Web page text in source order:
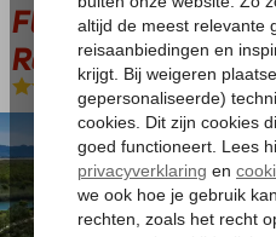
Fly & Go Hilton
Resort & Golf
Ultra All Inclusive-